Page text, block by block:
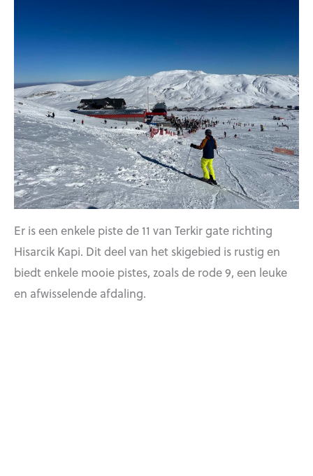
Er is een enkele piste de 11 van Terkir gate richting
Hisarcik Kapi. Dit deel van het skigebied is rustig en
biedt enkele mooie pistes, zoals de rode 9, een leuke
en afwisselende afdaling.